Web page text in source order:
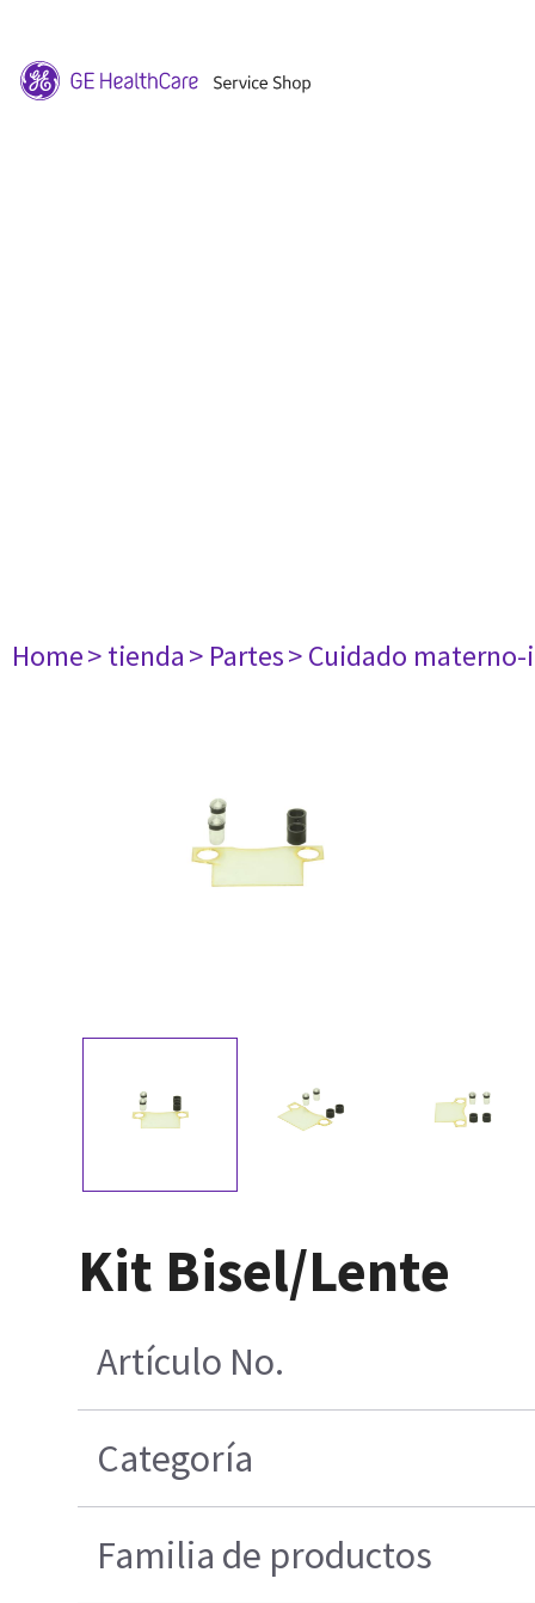
Home> tienda> Partes> Cuidado
Kit Bisel/Lente
Artículo No.
Categoría
Familia de productos